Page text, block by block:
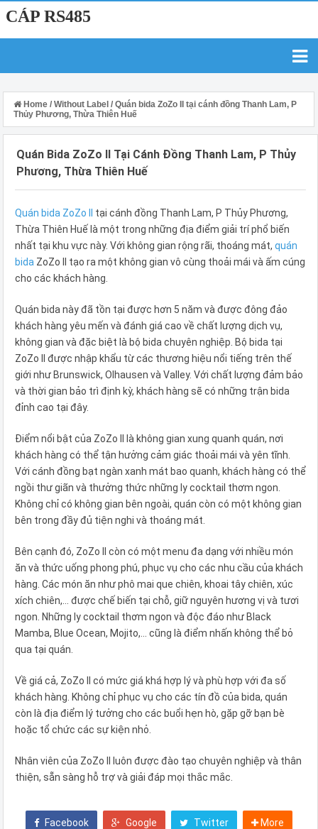
CÁP RS485
Home / Without Label / Quán bida ZoZo II tại cánh đồng Thanh Lam, P
Thủy Phương, Thừa Thiên Huế
Quán Bida ZoZo II Tại Cánh Đồng Thanh Lam, P Thủy
Phương, Thừa Thiên Huế
Quán bida ZoZo II tại cánh đồng Thanh Lam, P Thủy Phương,
Thừa Thiên Huế là một trong những địa điểm giải trí phổ biến
nhất tại khu vực này. Với không gian rộng rãi, thoáng mát, quán
bida ZoZo II tạo ra một không gian vô cùng thoải mái và ấm cúng
cho các khách hàng.
Quán bida này đã tồn tại được hơn 5 năm và được đông đảo
khách hàng yêu mến và đánh giá cao về chất lượng dịch vụ,
không gian và đặc biệt là bộ bida chuyên nghiệp. Bộ bida tại
ZoZo II được nhập khẩu từ các thương hiệu nổi tiếng trên thế
giới như Brunswick, Olhausen và Valley. Với chất lượng đảm bảo
và thời gian bảo trì định kỳ, khách hàng sẽ có những trận bida
đỉnh cao tại đây.
Điểm nổi bật của ZoZo II là không gian xung quanh quán, nơi
khách hàng có thể tận hưởng cảm giác thoải mái và yên tĩnh.
Với cánh đồng bạt ngàn xanh mát bao quanh, khách hàng có thể
ngồi thư giãn và thưởng thức những ly cocktail thơm ngon.
Không chỉ có không gian bên ngoài, quán còn có một không gian
bên trong đầy đủ tiện nghi và thoáng mát.
Bên cạnh đó, ZoZo II còn có một menu đa dạng với nhiều món
ăn và thức uống phong phú, phục vụ cho các nhu cầu của khách
hàng. Các món ăn như phô mai que chiên, khoai tây chiên, xúc
xích chiên,... được chế biến tại chỗ, giữ nguyên hương vị và tươi
ngon. Những ly cocktail thơm ngon và độc đáo như Black
Mamba, Blue Ocean, Mojito,... cũng là điểm nhấn không thể bỏ
qua tại quán.
Về giá cả, ZoZo II có mức giá khá hợp lý và phù hợp với đa số
khách hàng. Không chỉ phục vụ cho các tín đồ của bida, quán
còn là địa điểm lý tưởng cho các buổi hẹn hò, gặp gỡ bạn bè
hoặc tổ chức các sự kiện nhỏ.
Nhân viên của ZoZo II luôn được đào tạo chuyên nghiệp và thân
thiện, sẵn sàng hỗ trợ và giải đáp mọi thắc mắc.
Facebook Google Twitter More